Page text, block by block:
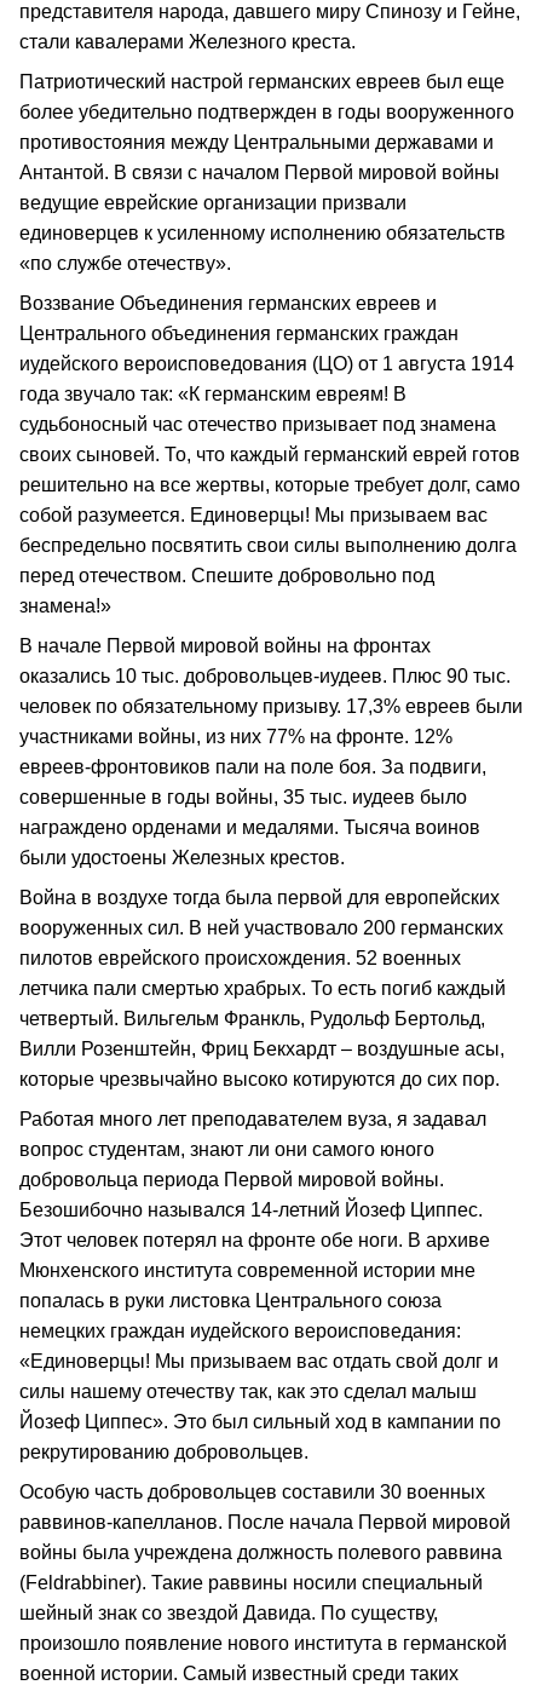
представителя народа, давшего миру Спинозу и Гейне,
стали кавалерами Железного креста.
Патриотический настрой германских евреев был еще
более убедительно подтвержден в годы вооруженного
противостояния между Центральными державами и
Антантой. В связи с началом Первой мировой войны
ведущие еврейские организации призвали
единоверцев к усиленному исполнению обязательств
«по службе отечеству».
Воззвание Объединения германских евреев и
Центрального объединения германских граждан
иудейского вероисповедования (ЦО) от 1 августа 1914
года звучало так: «К германским евреям! В
судьбоносный час отечество призывает под знамена
своих сыновей. То, что каждый германский еврей готов
решительно на все жертвы, которые требует долг, само
собой разумеется. Единоверцы! Мы призываем вас
беспредельно посвятить свои силы выполнению долга
перед отечеством. Спешите добровольно под
знамена!»
В начале Первой мировой войны на фронтах
оказались 10 тыс. добровольцев-иудеев. Плюс 90 тыс.
человек по обязательному призыву. 17,3% евреев были
участниками войны, из них 77% на фронте. 12%
евреев-фронтовиков пали на поле боя. За подвиги,
совершенные в годы войны, 35 тыс. иудеев было
награждено орденами и медалями. Тысяча воинов
были удостоены Железных крестов.
Война в воздухе тогда была первой для европейских
вооруженных сил. В ней участвовало 200 германских
пилотов еврейского происхождения. 52 военных
летчика пали смертью храбрых. То есть погиб каждый
четвертый. Вильгельм Франкль, Рудольф Бертольд,
Вилли Розенштейн, Фриц Бекхардт – воздушные асы,
которые чрезвычайно высоко котируются до сих пор.
Работая много лет преподавателем вуза, я задавал
вопрос студентам, знают ли они самого юного
добровольца периода Первой мировой войны.
Безошибочно назывался 14-летний Йозеф Циппес.
Этот человек потерял на фронте обе ноги. В архиве
Мюнхенского института современной истории мне
попалась в руки листовка Центрального союза
немецких граждан иудейского вероисповедания:
«Единоверцы! Мы призываем вас отдать свой долг и
силы нашему отечеству так, как это сделал малыш
Йозеф Циппес». Это был сильный ход в кампании по
рекрутированию добровольцев.
Особую часть добровольцев составили 30 военных
раввинов-капелланов. После начала Первой мировой
войны была учреждена должность полевого раввина
(Feldrabbiner). Такие раввины носили специальный
шейный знак со звездой Давида. По существу,
произошло появление нового института в германской
военной истории. Самый известный среди таких